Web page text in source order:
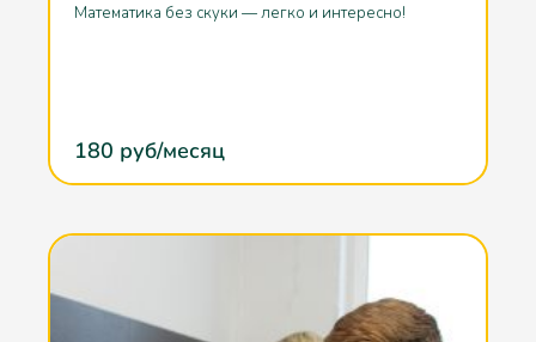
Математика без скуки — легко и интересно!
180 руб/месяц